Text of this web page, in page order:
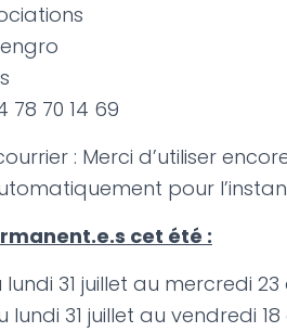
78 70 14 69
: Merci d’utiliser
pour
cet été :
lundi 31 juillet au mercredi
lundi 31 juillet au vendredi